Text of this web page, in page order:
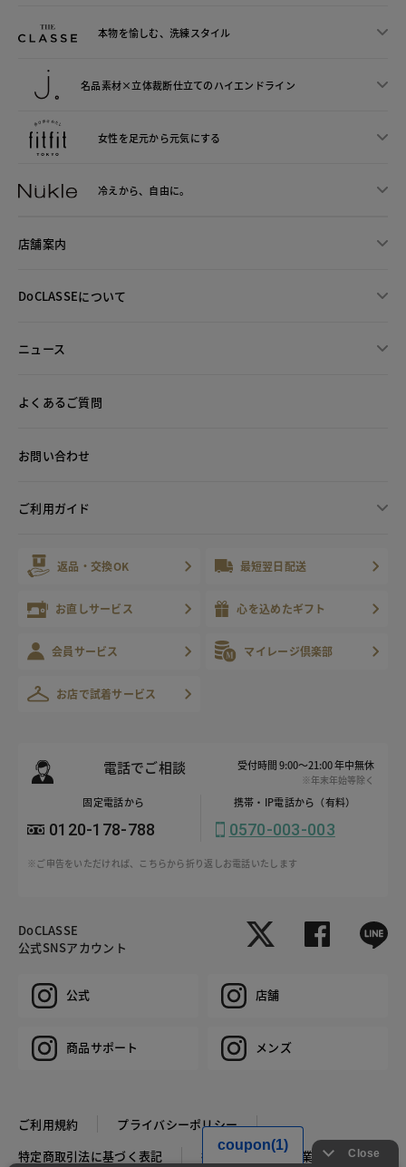
本物を愉しむ、洗練スタイル
名品素材×立体裁断仕立てのハイエンドライン
女性を足元から元気にする
冷えから、 自由に。
店舗案内
DoCLASSEについて
ニュース
よくあるご質問
お問い合わせ
ご利用ガイド
返品・交換OK 最短翌日配送
お直しサービス 心を込めたギフト
会員サービス マイレージ倶楽部
お店で試着サービス
電話でご相談 受付時間 9:00～21:00 年中無休
※年末年始等除く
固定電話から
0120-178-788
携帯・IP電話から（有料）
0570-003-003
※ご申告をいただければ、こちらから折り返しお電話いたします
DoCLASSE
公式SNSアカウント
公式 店舗
商品サポート メンズ
ご利用規約
プライバシーポリシー
特定商取引法に基づく表記
推奨環境 企業情報